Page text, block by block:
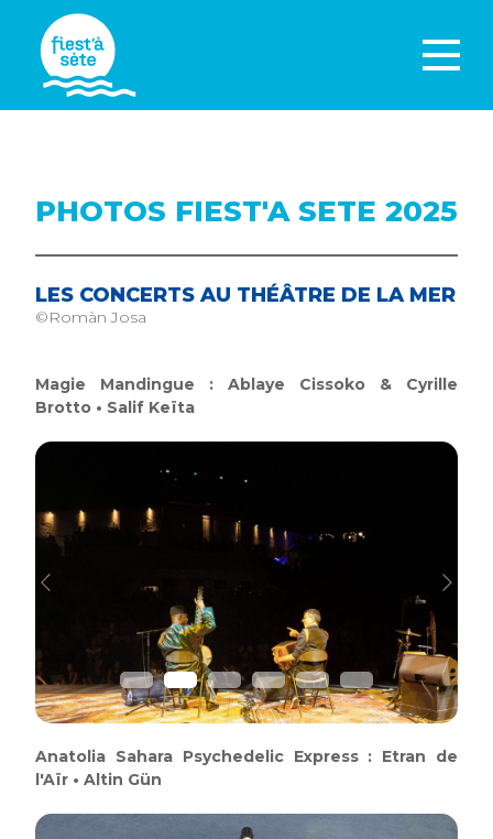
PHOTOS FIEST'A SETE 2025
LES CONCERTS AU THÉÂTRE DE LA MER
©Romàn Josa
Magie Mandingue : Ablaye Cissoko & Cyrille
Brotto • Salif Keïta
Previous Next
Anatolia Sahara Psychedelic Express : Etran de
l'Aïr • Altin Gün